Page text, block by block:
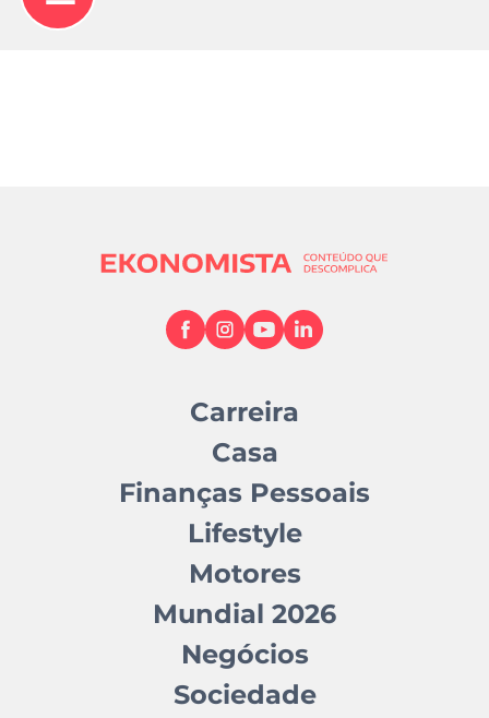
Carreira
Casa
Finanças Pessoais
Lifestyle
Motores
Mundial 2026
Negócios
Sociedade